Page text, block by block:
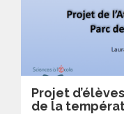
Projet
de la